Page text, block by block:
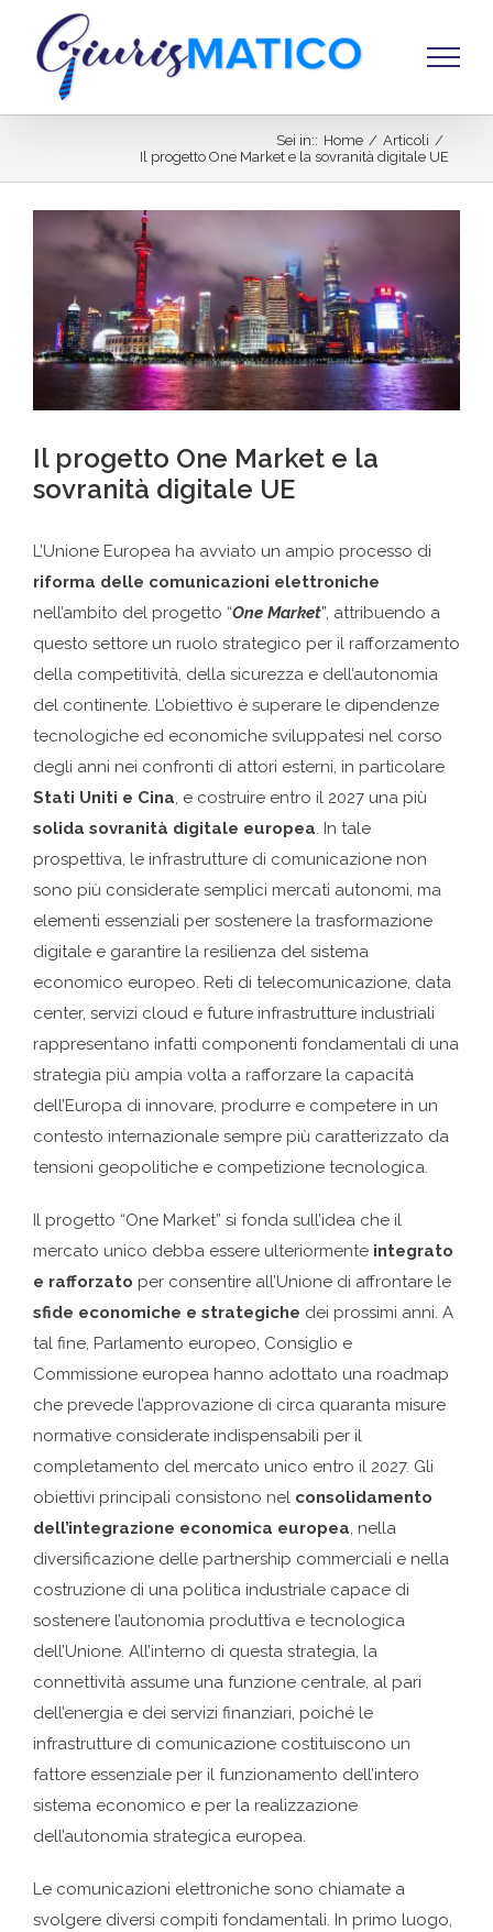
contenuto
Sei in:: Home / Articoli /
Il progetto One Market e la sovranità digitale UE
Ingrandisci
immagine
Il progetto One Market e la
sovranità digitale UE
L’Unione Europea ha avviato un ampio processo di
riforma delle comunicazioni elettroniche
nell’ambito del progetto “One Market”, attribuendo a
questo settore un ruolo strategico per il rafforzamento
della competitività, della sicurezza e dell’autonomia
del continente. L’obiettivo è superare le dipendenze
tecnologiche ed economiche sviluppatesi nel corso
degli anni nei confronti di attori esterni, in particolare
Stati Uniti e Cina, e costruire entro il 2027 una più
solida sovranità digitale europea. In tale
prospettiva, le infrastrutture di comunicazione non
sono più considerate semplici mercati autonomi, ma
elementi essenziali per sostenere la trasformazione
digitale e garantire la resilienza del sistema
economico europeo. Reti di telecomunicazione, data
center, servizi cloud e future infrastrutture industriali
rappresentano infatti componenti fondamentali di una
strategia più ampia volta a rafforzare la capacità
dell’Europa di innovare, produrre e competere in un
contesto internazionale sempre più caratterizzato da
tensioni geopolitiche e competizione tecnologica.
Il progetto “One Market” si fonda sull’idea che il
mercato unico debba essere ulteriormente integrato
e rafforzato per consentire all’Unione di affrontare le
sfide economiche e strategiche dei prossimi anni. A
tal fine, Parlamento europeo, Consiglio e
Commissione europea hanno adottato una roadmap
che prevede l’approvazione di circa quaranta misure
normative considerate indispensabili per il
completamento del mercato unico entro il 2027. Gli
obiettivi principali consistono nel consolidamento
dell’integrazione economica europea, nella
diversificazione delle partnership commerciali e nella
costruzione di una politica industriale capace di
sostenere l’autonomia produttiva e tecnologica
dell’Unione. All’interno di questa strategia, la
connettività assume una funzione centrale, al pari
dell’energia e dei servizi finanziari, poiché le
infrastrutture di comunicazione costituiscono un
fattore essenziale per il funzionamento dell’intero
sistema economico e per la realizzazione
dell’autonomia strategica europea.
Le comunicazioni elettroniche sono chiamate a
svolgere diversi compiti fondamentali. In primo luogo,